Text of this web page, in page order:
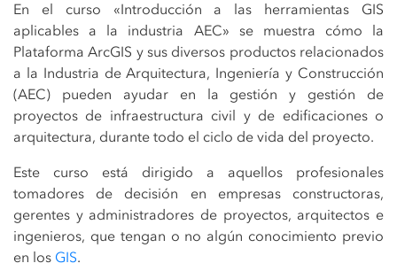
En el curso «Introducción a las herramientas GIS
aplicables a la industria AEC» se muestra cómo la
Plataforma ArcGIS y sus diversos productos relacionados
a la Industria de Arquitectura, Ingeniería y Construcción
(AEC) pueden ayudar en la gestión y gestión de
proyectos de infraestructura civil y de edificaciones o
arquitectura, durante todo el ciclo de vida del proyecto.
Este curso está dirigido a aquellos profesionales
tomadores de decisión en empresas constructoras,
gerentes y administradores de proyectos, arquitectos e
ingenieros, que tengan o no algún conocimiento previo
en los GIS.